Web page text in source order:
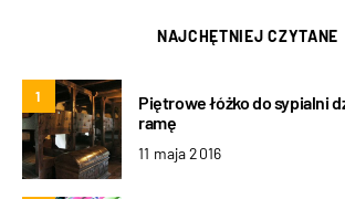
NAJCHĘTNIEJ CZYTANE
1
Piętrowe łóżko do sypialni
ramę
11 maja 2016